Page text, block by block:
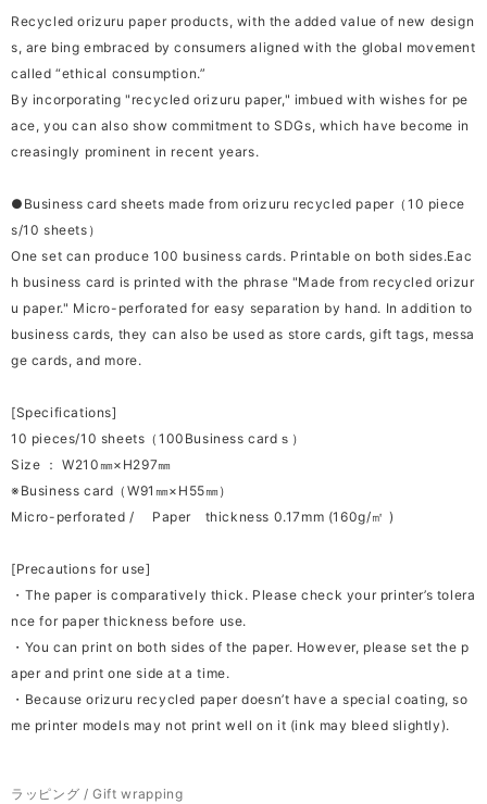
Recycled orizuru paper products, with the added value of new design
s, are bing embraced by consumers aligned with the global movement
called “ethical consumption.”
By incorporating "recycled orizuru paper," imbued with wishes for pe
ace, you can also show commitment to SDGs, which have become in
creasingly prominent in recent years.
●Business card sheets made from orizuru recycled paper（10 piece
s/10 sheets）
One set can produce 100 business cards. Printable on both sides.Eac
h business card is printed with the phrase "Made from recycled orizur
u paper." Micro-perforated for easy separation by hand. In addition to
business cards, they can also be used as store cards, gift tags, messa
ge cards, and more.
[Specifications]
10 pieces/10 sheets（100Business cardｓ）
Size ： W210㎜×H297㎜
※Business card（W91㎜×H55㎜）
Micro-perforated / Paper thickness 0.17mm (160g/㎡ )
[Precautions for use]
・The paper is comparatively thick. Please check your printer’s tolera
nce for paper thickness before use.
・You can print on both sides of the paper. However, please set the p
aper and print one side at a time.
・Because orizuru recycled paper doesn’t have a special coating, so
me printer models may not print well on it (ink may bleed slightly).
ラッピング / Gift wrapping